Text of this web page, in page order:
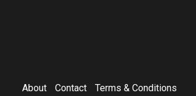
About Contact Terms & Conditions